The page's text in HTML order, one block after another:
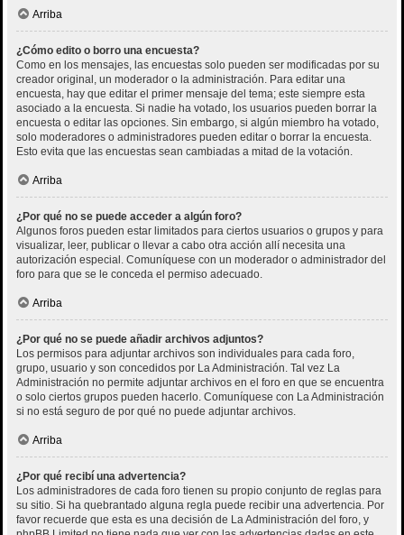
Arriba
¿Cómo edito o borro una encuesta?
Como en los mensajes, las encuestas solo pueden ser modificadas por su
creador original, un moderador o la administración. Para editar una
encuesta, hay que editar el primer mensaje del tema; este siempre esta
asociado a la encuesta. Si nadie ha votado, los usuarios pueden borrar la
encuesta o editar las opciones. Sin embargo, si algún miembro ha votado,
solo moderadores o administradores pueden editar o borrar la encuesta.
Esto evita que las encuestas sean cambiadas a mitad de la votación.
Arriba
¿Por qué no se puede acceder a algún foro?
Algunos foros pueden estar limitados para ciertos usuarios o grupos y para
visualizar, leer, publicar o llevar a cabo otra acción allí necesita una
autorización especial. Comuníquese con un moderador o administrador del
foro para que se le conceda el permiso adecuado.
Arriba
¿Por qué no se puede añadir archivos adjuntos?
Los permisos para adjuntar archivos son individuales para cada foro,
grupo, usuario y son concedidos por La Administración. Tal vez La
Administración no permite adjuntar archivos en el foro en que se encuentra
o solo ciertos grupos pueden hacerlo. Comuníquese con La Administración
si no está seguro de por qué no puede adjuntar archivos.
Arriba
¿Por qué recibí una advertencia?
Los administradores de cada foro tienen su propio conjunto de reglas para
su sitio. Si ha quebrantado alguna regla puede recibir una advertencia. Por
favor recuerde que esta es una decisión de La Administración del foro, y